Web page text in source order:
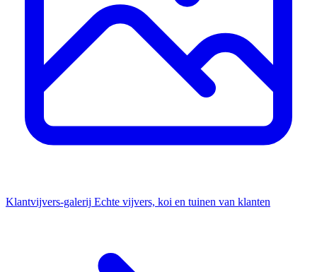
Klantvijvers-galerij Echte vijvers, koi en tuinen van klanten